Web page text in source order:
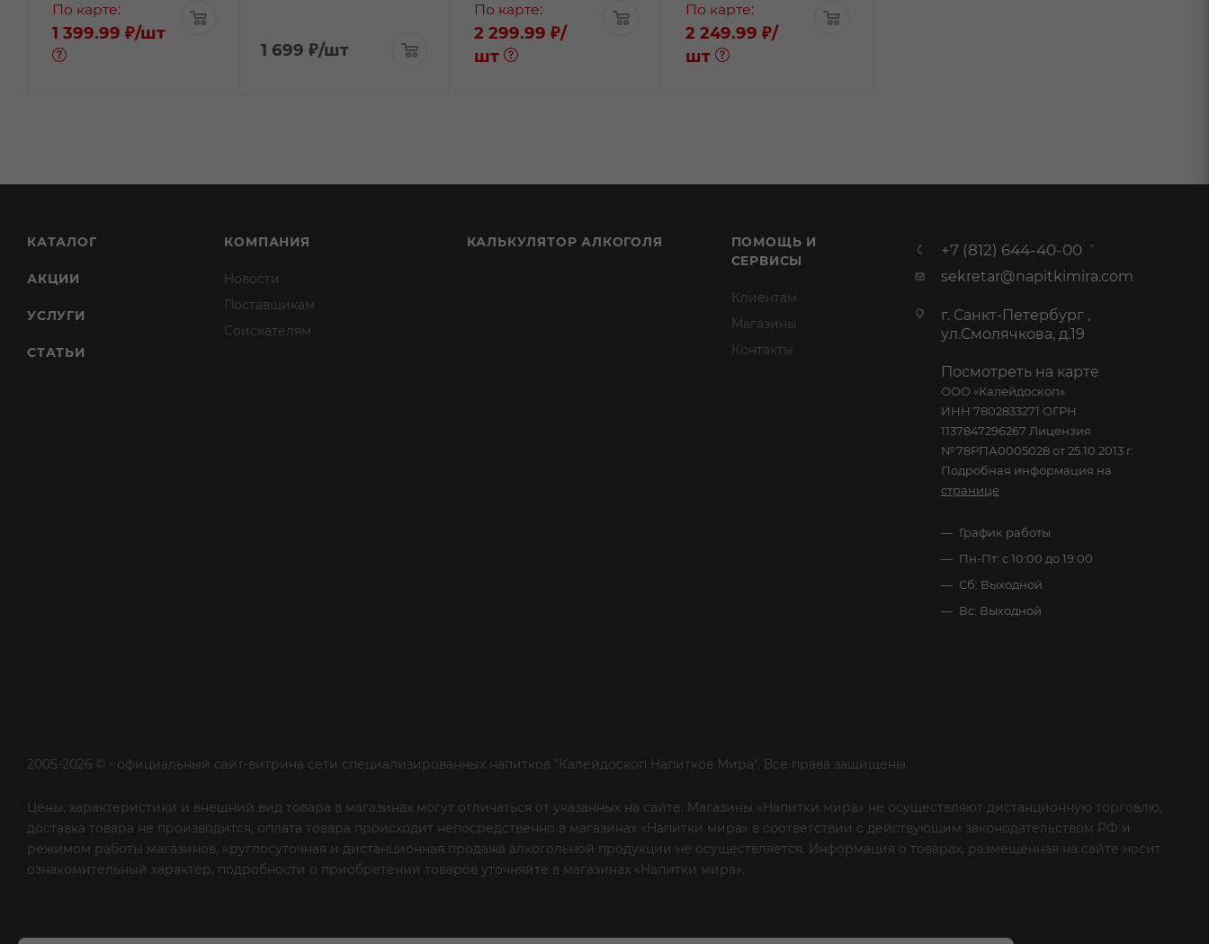
По карте:
1 399.99 ₽/шт
1 699 ₽/шт
По карте:
2 299.99 ₽/
шт
По карте:
2 249.99 ₽/
шт
КАТАЛОГ
АКЦИИ
УСЛУГИ
СТАТЬИ
КОМПАНИЯ
Новости
Поставщикам
Соискателям
КАЛЬКУЛЯТОР АЛКОГОЛЯ
ПОМОЩЬ И
СЕРВИСЫ
Клиентам
Магазины
Контакты
+7 (812) 644-40-00
sekretar@napitkimira.com
г. Санкт-Петербург ,
ул.Смолячкова, д.19
Посмотреть на карте
ООО «Калейдоскоп»
ИНН 7802833271 ОГРН
1137847296267 Лицензия
№78РПА0005028 от 25.10.2013 г.
Подробная информация на
странице
График работы
Пн-Пт: с 10:00 до 19:00
Сб: Выходной
Вс: Выходной
2005-2026 © - официальный сайт-витрина сети специализированных напитков "Калейдоскоп Напитков Мира". Все права защищены.
Цены, характеристики и внешний вид товара в магазинах могут отличаться от указанных на сайте. Магазины «Напитки мира» не осуществляют дистанционную торговлю,
доставка товара не производится, оплата товара происходит непосредственно в магазинах «Напитки мира» в соответствии с действующим законодательством РФ и
режимом работы магазинов, круглосуточная и дистанционная продажа алкогольной продукции не осуществляется. Информация о товарах, размещенная на сайте носит
ознакомительный характер, подробности о приобретении товаров уточняйте в магазинах «Напитки мира».